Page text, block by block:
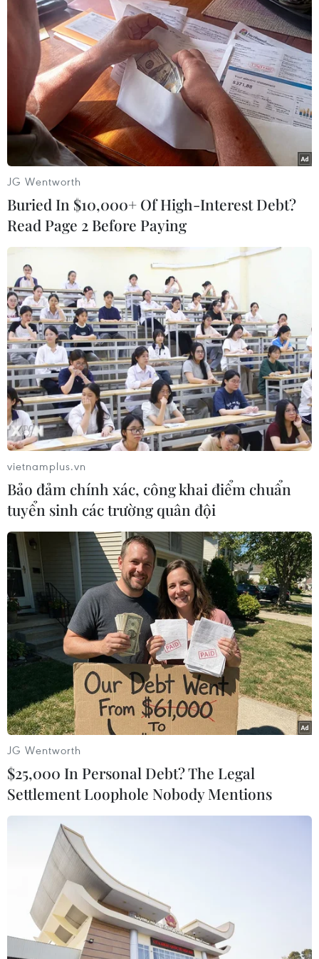
Mexico, Mỹ hợp tác ứng phó với dòng
người đổ về khu vực biên giới
17/11/2018 14:07
Giới chức Mexico-Mỹ có cuộc gặp tại Tijuana của
Mexico để thảo luận về các kế hoạch hợp tác nhằm
ứng phó với làn sóng người di cư từ các nước Trung Mỹ
đang đổ về biên giới hai nước.
Hàng trăm người di cư thiệt
mạng mỗi năm khi vượt biên giới Mỹ-
Mexico
19/11/2018 06:36
Năm 2017 có tổng số 294 người thiệt mạng được phát
hiện. Tuy nhiên, các chuyên gia cho rằng con số thực tế
còn cao hơn nhiều.
Tòa án Mỹ cân nhắc đình chỉ sắc lệnh
JG Wentworth
Buried In $10,000+ Of High-Interest Debt?
Read Page 2 Before Paying
vietnamplus.vn
Bảo đảm chính xác, công khai điểm chuẩn
tuyển sinh các trường quân đội
JG Wentworth
$25,000 In Personal Debt? The Legal
Settlement Loophole Nobody Mentions